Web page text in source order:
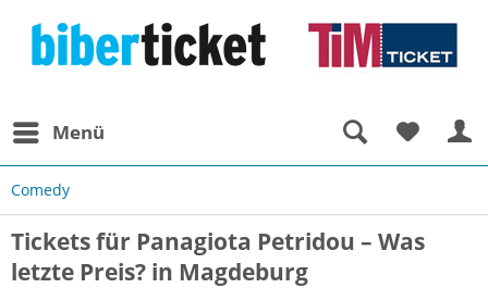
Menü
Comedy
Tickets für Panagiota Petridou – Was
letzte Preis? in Magdeburg